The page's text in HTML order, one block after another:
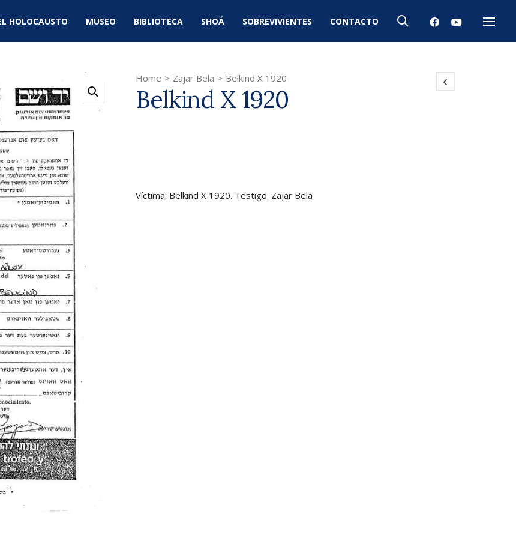
HOLOCAUSTO MUSEO BIBLIOTECA SHOÁ SOBREVIVIENTES CONTACTO
Menú
Home > Zajar Bela > Belkind X 1920
Belkind X 1920
Víctima: Belkind X 1920. Testigo: Zajar Bela